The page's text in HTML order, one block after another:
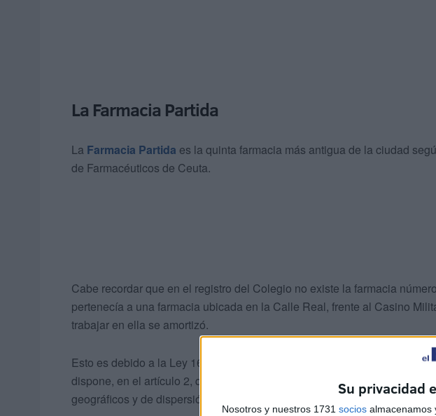
Su privacidad
Nosotros y nuestros 1731 socios almacenamos
La Farmacia Partida
La Farmacia Partida es la quinta farmacia más antigua de la ciudad
de Farmacéuticos de Ceuta.
Cabe recordar que en el registro del Colegio no existe la farmacia
pertenecía a una farmacia ubicada en la Calle Real, frente al Casino
trabajar en ella se amortizó.
Esto es debido a la Ley 16/1997, de 25 de abril, de regulación de
dispone, en el artículo 2, que “la distancia mínima entre oficinas de
geográficos y de dispersión de la población será, con carácter general,